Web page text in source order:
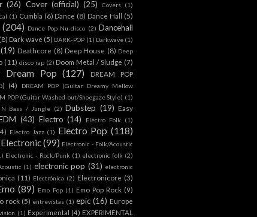
(26) Cover (official) (25) Covers (1)
(1) Cumbia (6) Dance (8) Dance Hall (5)
(204) Dance Pop Nu-disco (2) Dancehall
(8) Dark wave (5) DARK-POP (1) Darkwave (1)
(19) Deathcore (8) Deep House (8) Deep
(11) disco rap (2) Doom Metal / Sludge (7)
Dream Pop (127)
DREAM POP
(4)
DREAM POP (Guitar Dreamy Mellow
POP (Guitar Washed-out/Shoegaze Style) (1)
N Bass / Jungle (2) Dubstep (19) Easy
(43) Electro (14) Electro Folk (1)
Electro Jazz (1) Electro Pop (118)
Electronic(99) Electronic - Folk/Acoustic
Electronic - Rock/Punk (1) electronic folk (2)
(1) electronic pop (31) electronic
(11) Electrónica (2) Electronicore (3)
(89) Emo Pop (1) Emo Pop Rock (9)
rock (5) entrevistas (1) epic (16) Europe
(1) Experimental (4) EXPERIMENTAL